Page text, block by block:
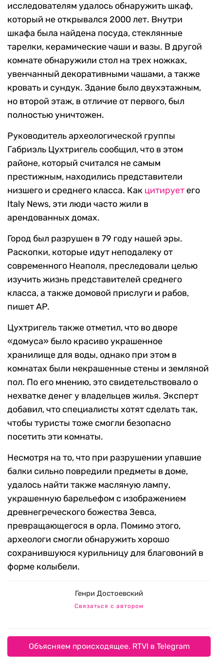
исследователям удалось обнаружить шкаф,
который не открывался 2000 лет. Внутри
шкафа была найдена посуда, стеклянные
тарелки, керамические чаши и вазы. В другой
комнате обнаружили стол на трех ножках,
увенчанный декоративными чашами, а также
кровать и сундук. Здание было двухэтажным,
но второй этаж, в отличие от первого, был
полностью уничтожен.
Руководитель археологической группы
Габриэль Цухтригель сообщил, что в этом
районе, который считался не самым
престижным, находились представители
низшего и среднего класса. Как цитируетего
Italy News, эти люди часто жили в
арендованных домах.
Город был разрушен в 79 году нашей эры.
Раскопки, которые идут неподалеку от
современного Неаполя, преследовали целью
изучить жизнь представителей среднего
класса, а также домовой прислуги и рабов,
пишет AP.
Цухтригель также отметил, что во дворе
«домуса» было красиво украшенное
хранилище для воды, однако при этом в
комнатах были некрашенные стены и земляной
пол. По его мнению, это свидетельствовало о
нехватке денег у владельцев жилья. Эксперт
добавил, что специалисты хотят сделать так,
чтобы туристы тоже смогли безопасно
посетить эти комнаты.
Несмотря на то, что при разрушении упавшие
балки сильно повредили предметы в доме,
удалось найти также масляную лампу,
украшенную барельефом с изображением
древнегреческого божества Зевса,
превращающегося в орла. Помимо этого,
археологи смогли обнаружить хорошо
сохранившуюся курильницу для благовоний в
форме колыбели.
Генри Достоевский
Связаться с автором
Объясняем происходящее. RTVI в Telegram